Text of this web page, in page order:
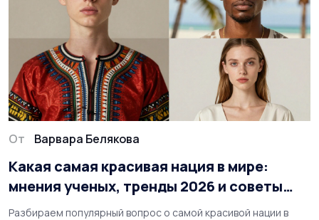
От Варвара Белякова
Какая самая красивая нация в мире:
мнения ученых, тренды 2026 и советы
туристам
Разбираем популярный вопрос о самой красивой нации в